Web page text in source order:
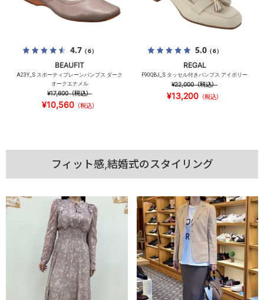
4.7（6）
BEAUFIT
A23Y_S スポーティプレーンパンプス ダーク
オークエナメル
¥17,600（税込）
¥10,560（税込）
5.0（6）
REGAL
F90QBJ_S タッセル付きパンプス アイボリー
¥22,000（税込）
¥13,200 （税込）
フィット感,結婚式のスタイリング